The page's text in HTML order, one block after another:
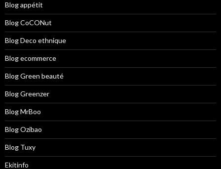
Blog appétit
Blog CoCONut
Blog Deco ethnique
Blog ecommerce
Blog Green beauté
Blog Greenzer
Blog MrBoo
Blog Ozibao
Blog Tuxy
Ekitinfo